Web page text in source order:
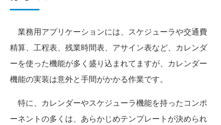
業務用アプリケーションには、スケジューラや交通費
精算、工程表、残業時間表、アサイン表など、カレンダ
ーを使った機能が多く盛り込まれてますが、カレンダー
機能の実装は意外と手間がかかる作業です。
特に、カレンダーやスケジューラ機能を持ったコンポ
ーネントの多くは、あらかじめテンプレートが決められ